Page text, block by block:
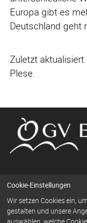
Europa gibt es
Deutschland geht
Zuletzt
Plese.
überspringen
Kontakt Impressum
Cookie-Einstellungen
Wir setzen Cookies ein,
gestalten und unsere